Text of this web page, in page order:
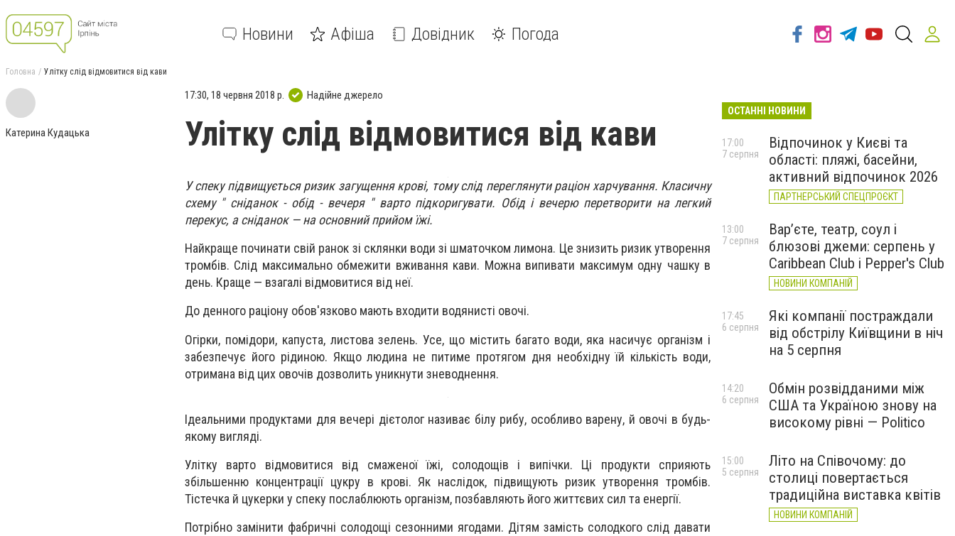
Новини Афіша Довідник Погода
Головна Улітку слід відмовитися від кави
Катерина Кудацька
17:30, 18 червня 2018 р. Надійне джерело
Улітку слід відмовитися від кави
У спеку підвищується ризик загущення крові, тому слід переглянути раціон харчування. Класичну
схему " сніданок - обід - вечеря " варто підкоригувати. Обід і вечерю перетворити на легкий
перекус, а сніданок — на основний прийом їжі.
Найкраще починати свій ранок зі склянки води зі шматочком лимона. Це знизить ризик утворення
тромбів. Слід максимально обмежити вживання кави. Можна випивати максимум одну чашку в
день. Краще — взагалі відмовитися від неї.
До денного раціону обов'язково мають входити водянисті овочі.
Огірки, помідори, капуста, листова зелень. Усе, що містить багато води, яка насичує організм і
забезпечує його рідиною. Якщо людина не питиме протягом дня необхідну їй кількість води,
отримана від цих овочів дозволить уникнути зневод­нення.
Ідеальними продуктами для вечері дієтолог називає білу рибу, особливо варену, й овочі в будь-
якому вигляді.
Улітку варто відмовитися від смаженої їжі, солодощів і випічки. Ці продукти сприяють
збільшенню концентрації цукру в крові. Як наслідок, підвищують ризик утворення тромбів.
Тістечка й цукерки у спеку послаблюють організм, позбавляють його життєвих сил та енергії.
Потрібно замінити фабричні солодощі сезонними ягодами. Дітям замість солодкого слід давати
ОСТАННІ НОВИНИ
Відпочинок у Києві та
області: пляжі, басейни,
активний відпочинок 2026
ПАРТНЕРСЬКИЙ СПЕЦПРОЄКТ
17:00
7 серпня
Вар’єте, театр, соул і
блюзові джеми: серпень у
Caribbean Club і Pepper's Club
НОВИНИ КОМПАНІЙ
13:00
7 серпня
Які компанії постраждали
від обстрілу Київщини в ніч
на 5 серпня
17:45
6 серпня
Обмін розвідданими між
США та Україною знову на
високому рівні — Politico
14:20
6 серпня
Літо на Співочому: до
столиці повертається
традиційна виставка квітів
НОВИНИ КОМПАНІЙ
15:00
5 серпня